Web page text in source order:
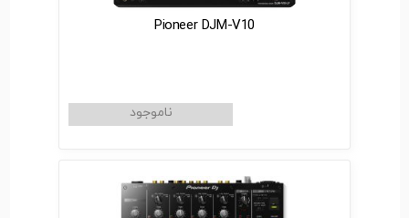
Pioneer DJM-V10